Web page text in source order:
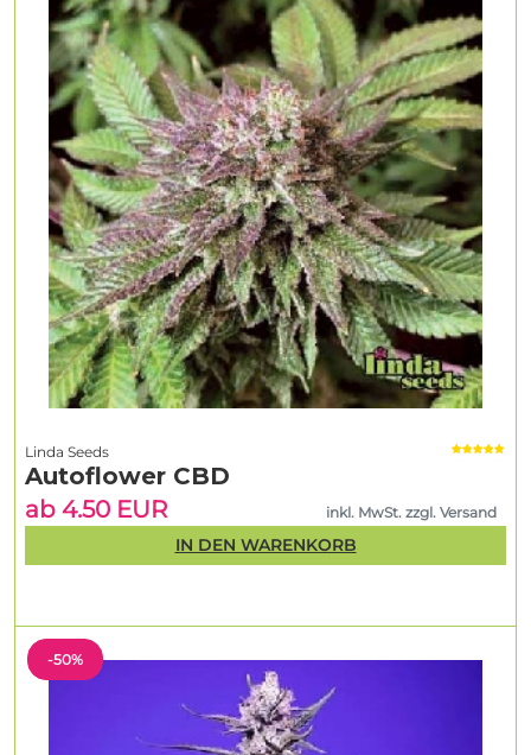
-50%
Linda Seeds
Autoflower CBD
ab 4.50 EUR
inkl. MwSt. zzgl. Versand
IN DEN WARENKORB